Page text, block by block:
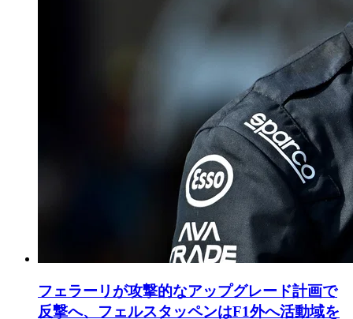
フェラーリが攻撃的なアップグレード計画で
反撃へ、フェルスタッペンはF1外へ活動域を